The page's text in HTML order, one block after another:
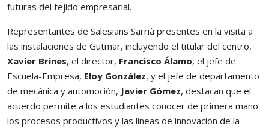
futuras del tejido empresarial.
Representantes de Salesians Sarrià presentes en la visita a
las instalaciones de Gutmar, incluyendo el titular del centro,
Xavier Brines, el director, Francisco Álamo, el jefe de
Escuela-Empresa, Eloy González, y el jefe de departamento
de mecánica y automoción, Javier Gómez, destacan que el
acuerdo permite a los estudiantes conocer de primera mano
los procesos productivos y las líneas de innovación de la